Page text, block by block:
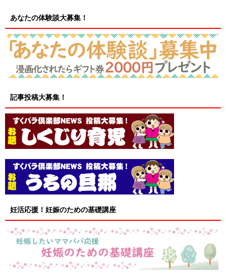
あなたの体験談大募集！
記事投稿大募集！
妊活応援！妊娠のための基礎講座